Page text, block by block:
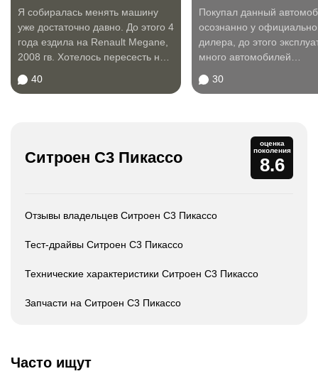
Я собиралась менять машину
уже достаточно давно. До этого 4
года ездила на Renault Megane,
2008 гв. Хотелось пересесть на
40
Покупал данный
осознанно у
дилера, до этого
много автомобилей
30
Ситроен С3 Пикассо
оценка
поколения
8.6
Отзывы владельцев Ситроен С3 Пикассо
Тест-драйвы Ситроен С3 Пикассо
Технические характеристики Ситроен С3 Пикассо
Запчасти на Ситроен С3 Пикассо
Часто ищут